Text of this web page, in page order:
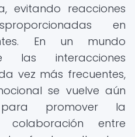
evitando reacciones
en
En un mundo
las interacciones
vez más frecuentes,
se vuelve aún
promover la
entre